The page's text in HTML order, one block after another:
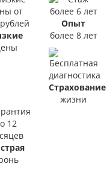
Опыт
более 8 лет
Страхование
жизни